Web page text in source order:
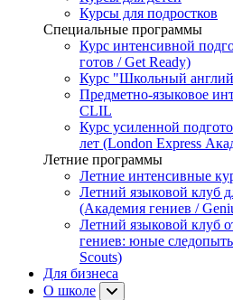
Курсы для подростков
Специальные программы
Курс интенсивной
готов / Get Ready)
Курс "Школьный
Предметно-языковое
CLIL
Курс усиленной
лет (London Express
Летние программы
Летние интенсивные
Летний языковой клуб
(Академия гениев /
Летний языковой клуб
гениев: юные
Scouts)
Для бизнеса
О школе